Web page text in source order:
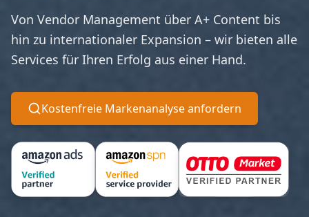
Von Vendor Management über A+ Content bis
hin zu internationaler Expansion – wir bieten alle
Services für Ihren Erfolg aus einer Hand.
Kostenfreie Markenanalyse anfordern